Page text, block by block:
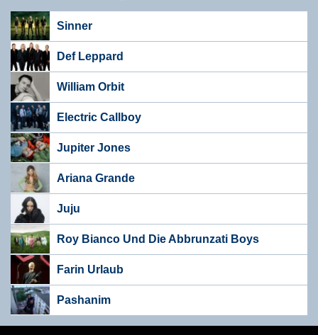
Sinner
Def Leppard
William Orbit
Electric Callboy
Jupiter Jones
Ariana Grande
Juju
Roy Bianco Und Die Abbrunzati Boys
Farin Urlaub
Pashanim